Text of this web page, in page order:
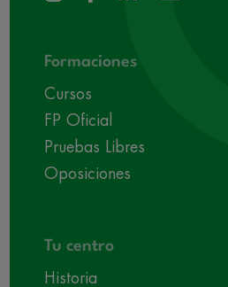
Formaciones
Cursos
FP Oficial
Pruebas Libres
Oposiciones
Tu centro
Historia